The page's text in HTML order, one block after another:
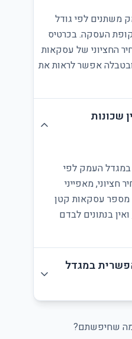
משתנים לפי גודל
העסקה. בכרטיס
החציוני של עסקאות
אפשר לראות את
שכונות
במגדל העמק לפי
מאפייני
מספר עסקאות קטן
בנתונים לבדם
במגדל
שחיפשתם?